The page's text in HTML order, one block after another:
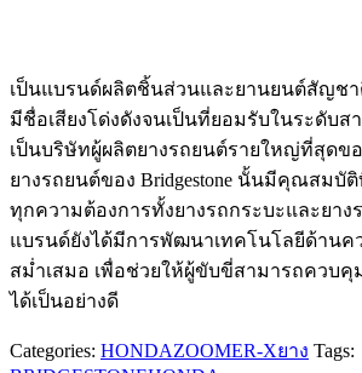
เป็นแบรนด์ผลิต​ชิ้นส่วนและยานยนต์​สัญช
มีชื่อเสียงโด่งดังจนเป็นที่ยอมรับในระดับส
เป็นบริษัทผู้ผลิตยางรถยนต์รายใหญ่ที่สุดขอ
ยาง​รถยนต์ของ Bridgestone​ นั้นมีคุณสมบั
ทุกความต้องการทั้ง​ยางรถกระบะและยาง
แบรนด์ยังได้มีการพัฒนา​เทคโนโลยีด้านค
สม่ำเสมอ เพื่อช่วยให้ผู้ขับขี่สามารถ​ควบ
ได้เป็น​อย่างดี​
Categories: HONDAZOOMER-Xยาง Tags: